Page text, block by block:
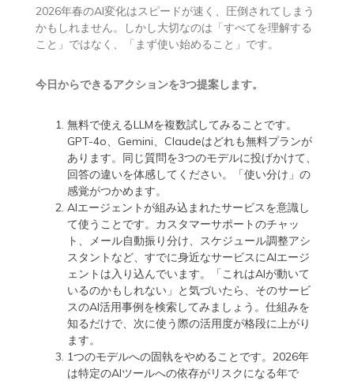
2026年春のAI変化はスピードが速く、圧倒されてしまう
かもしれません。しかし大切なのは「すべてを理解する
こと」ではなく、「まず使い始めること」です。
今日からできるアクションを3つ提案します。
無料で使えるLLMを複数試してみることです。
GPT-4o、Gemini、Claudeはどれも無料プランが
あります。同じ質問を3つのモデルに投げかけて、
回答の違いを体感してください。「使い分け」の
感覚がつかめます。
AIエージェントが組み込まれたサービスを意識し
て使うことです。カスタマーサポートのチャッ
ト、メール自動振り分け、スケジュール調整アシ
スタントなど、すでに身近なサービスにAIエージ
ェントは入り込んでいます。「これはAIが動いて
いるのかもしれない」と気づいたら、そのサービ
スのAI活用事例を検索してみましょう。仕組みを
知るだけで、次に使う際の活用度が格段に上がり
ます。
1つのモデルへの固執をやめることです。2026年
は特定のAIツールへの依存がリスクになる年で